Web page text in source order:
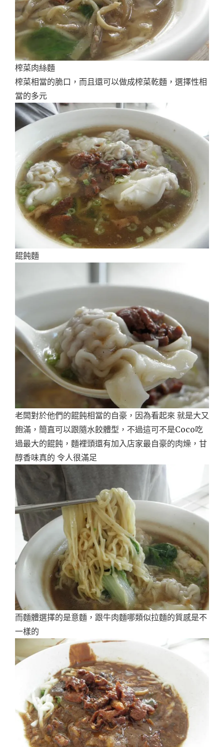
榨菜肉絲麵
榨菜相當的脆口，而且還可以做成榨菜乾麵，選擇性相
當的多元
餛飩麵
老闆對於他們的餛飩相當的自豪，因為看起來 就是大又
飽滿，簡直可以跟隨水餃體型，不過這可不是Coco吃
過最大的餛飩，麵裡頭還有加入店家最自豪的肉燥，甘
醇香味真的 令人很滿足
而麵體選擇的是意麵，跟牛肉麵哪類似拉麵的質感是不
一樣的